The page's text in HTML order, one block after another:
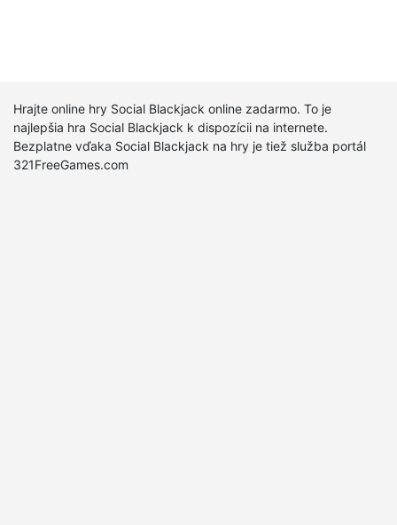
Hrajte online hry Social Blackjack online zadarmo. To je
najlepšia hra Social Blackjack k dispozícii na internete.
Bezplatne vďaka Social Blackjack na hry je tiež služba portál
321FreeGames.com